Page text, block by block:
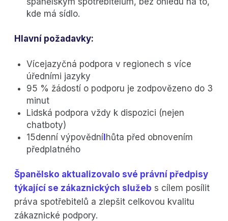
kde má sídlo.
Hlavní požadavky:
Vícejazyčná podpora v regionech s více
úředními jazyky
95 % žádostí o podporu je zodpovězeno do 3
minut
Lidská podpora vždy k dispozici (nejen
chatboty)
15denní výpovědnílhůta před obnovením
předplatného‍
Španělsko aktualizovalo své právní předpisy
týkající se zákaznických služeb s cílem posílit
práva spotřebitelů a zlepšit celkovou kvalitu
zákaznické podpory.